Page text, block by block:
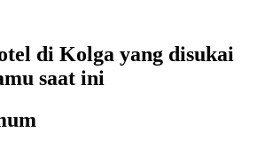
di Kolga yang disukai
saat ini